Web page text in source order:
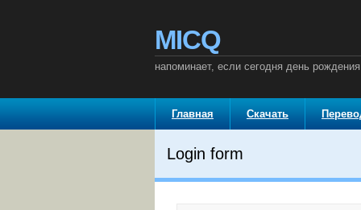
MICQ
напоминает, если сегодня день
Главная Скачать
Login form